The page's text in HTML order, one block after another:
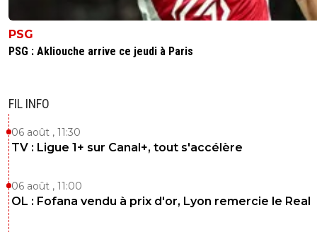
PSG
PSG : Akliouche arrive ce jeudi à Paris
FIL INFO
06 août , 11:30
TV : Ligue 1+ sur Canal+, tout s'accélère
06 août , 11:00
OL : Fofana vendu à prix d'or, Lyon remercie le Real